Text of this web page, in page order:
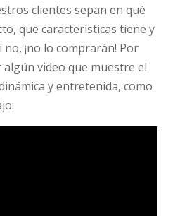
clientes sepan en qué
que características tiene y
¡no lo comprarán! Por
video que muestre el
y entretenida, como